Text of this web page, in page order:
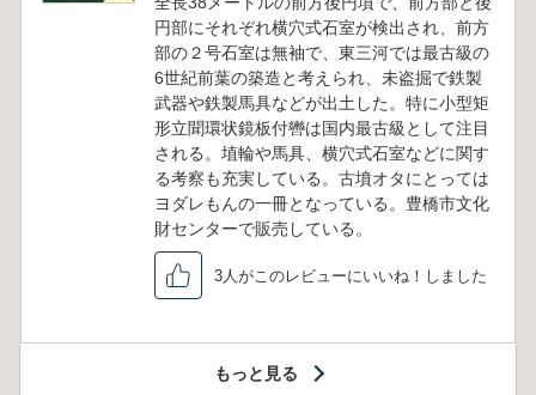
円部にそれぞれ横穴式石室が検出され、前方
部の２号石室は無袖で、東三河では最古級の
6世紀前葉の築造と考えられ、未盗掘で鉄製
武器や鉄製馬具などが出土した。特に小型矩
形立聞環状鏡板付轡は国内最古級として注目
される。埴輪や馬具、横穴式石室などに関す
る考察も充実している。古墳オタにとっては
ヨダレもんの一冊となっている。豊橋市文化
財センターで販売している。
3人がこのレビューにいいね！しました
もっと見る